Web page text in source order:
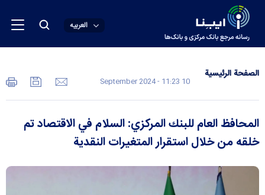
العربیه
الصفحة الرئیسیة
10 September 2024 - 11:23
المحافظ العام للبنك المركزي: السلام في الاقتصاد تم
خلقه من خلال استقرار المتغيرات النقدية